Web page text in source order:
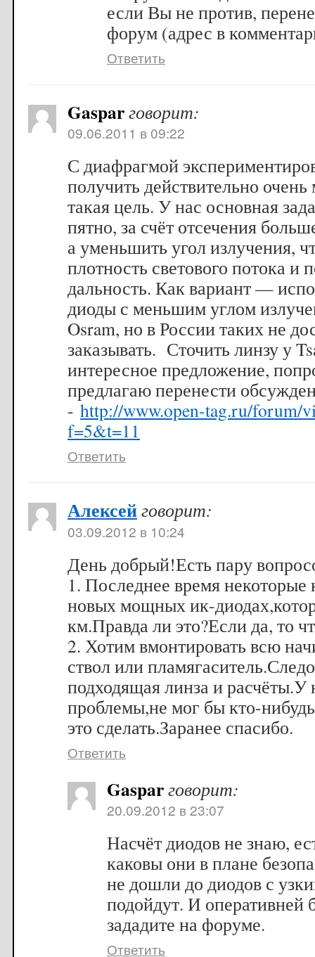
если Вы не против,
форум (адрес в
Ответить
Gasparговорит:
09.06.2011 в 09:22
С диафрагмой
получить действительно
такая цель. У нас основная
пятно, за счёт отсечения
а уменьшить угол излучения,
плотность светового потока и
дальность. Как вариант —
диоды с меньшим углом
Osram, но в России таких не
заказывать. Сточить линзу у
интересное предложение,
предлагаю перенести
- http://www.open-tag.ru/forum/
f=5&t=11
Ответить
Алексейговорит:
03.09.2012 в 10:24
День добрый!Есть пару
1. Последнее время некоторые
новых мощных ик-
км.Правда ли это?Если да, то
2. Хотим вмонтировать всю
ствол или
подходящая линза и расчёты.У
проблемы,не мог бы кто-нибудь
это сделать.Заранее спасибо.
Ответить
Gasparговорит:
20.09.2012 в 23:07
Насчёт диодов не знаю,
каковы они в плане
не дошли до диодов с
подойдут. И оперативней
зададите на форуме.
Ответить